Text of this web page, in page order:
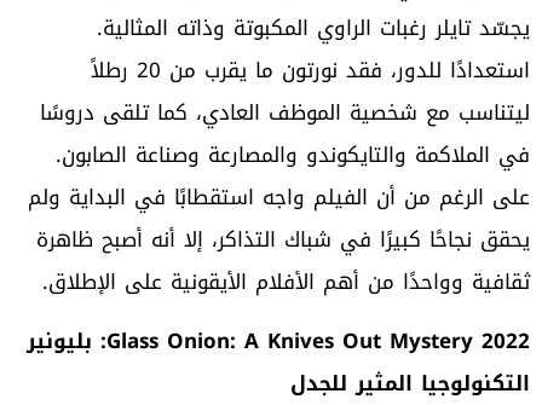
يجسّد تايلر رغبات الراوي المكبوتة وذاته المثالية.
استعدادًا للدور، فقد نورتون ما يقرب من 20 رطلاً
ليتناسب مع شخصية الموظف العادي، كما تلقى دروسًا
في الملاكمة والتايكوندو والمصارعة وصناعة الصابون.
على الرغم من أن الفيلم واجه استقطابًا في البداية ولم
يحقق نجاحًا كبيرًا في شباك التذاكر، إلا أنه أصبح ظاهرة
ثقافية وواحدًا من أهم الأفلام الأيقونية على الإطلاق.
Glass Onion: A Knives Out Mystery 2022: بليونير
التكنولوجيا المثير للجدل